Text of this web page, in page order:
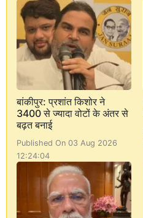
बांकीपुर: प्रशांत किशोर ने
3400 से ज्यादा वोटों के अंतर से
बढ़त बनाई
Published On 03 Aug 2026
12:24:04